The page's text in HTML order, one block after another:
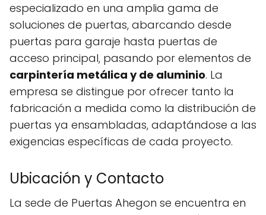
especializado en una amplia gama de
soluciones de puertas, abarcando desde
puertas para garaje hasta puertas de
acceso principal, pasando por elementos de
carpintería metálica y de aluminio. La
empresa se distingue por ofrecer tanto la
fabricación a medida como la distribución de
puertas ya ensambladas, adaptándose a las
exigencias específicas de cada proyecto.
Ubicación y Contacto
La sede de Puertas Ahegon se encuentra en